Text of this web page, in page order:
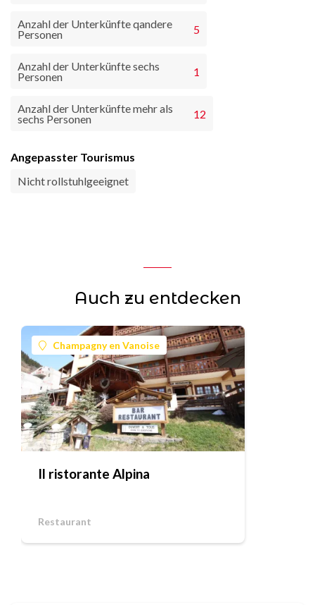
Anzahl der Unterkünfte qandere
Personen 5
Anzahl der Unterkünfte sechs
Personen 1
Anzahl der Unterkünfte mehr als
sechs Personen 12
Angepasster Tourismus
Nicht rollstuhlgeeignet
Auch zu entdecken
Champagny en Vanoise
Il ristorante Alpina
Restaurant